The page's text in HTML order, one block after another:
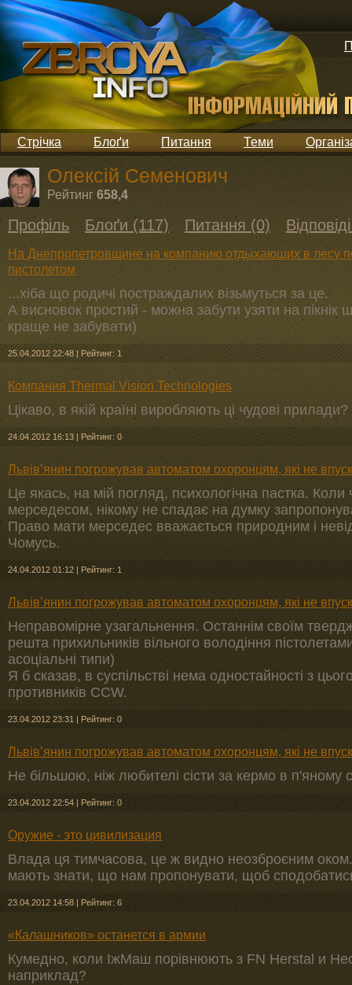
Стрічка Блоґи Питання Теми
Олексій Семенович
Рейтинг 658,4
Профіль Блоґи (117) Питання (0)
На Днепропетровщине на компанию отдыхающих в лесу
пистолетом
...хіба що родичі постраждалих візьмуться за це.
А висновок простий - можна забути узяти на
краще не забувати)
25.04.2012 22:48| Рейтинг: 1
Компания Thermal Vision Technologies
Цікаво, в якій країні виробляють ці чудові прилади?
24.04.2012 16:13 | Рейтинг: 0
Львів’янин погрожував автоматом охоронцям, які не
Це якась, на мій погляд, психологічна пастка.
мерседесом, нікому не спадає на думку
Право мати мерседес вважається природним і
Чомусь.
24.04.2012 01:12 | Рейтинг: 1
Львів’янин погрожував автоматом охоронцям, які не
Неправомірне узагальнення. Останнім своїм
решта прихильників вільного володіння
асоціальні типи)
Я б сказав, в суспільстві нема одностайності з
противників CCW.
23.04.2012 23:31 | Рейтинг: 0
Львів’янин погрожував автоматом охоронцям, які не
Не більшою, ніж любителі сісти за кермо в п'яному
23.04.2012 22:54 | Рейтинг: 0
Оружие - это цивилизация
Влада ця тимчасова, це ж видно неозброєним оком.
мають знати, що нам пропонувати, щоб
23.04.2012 14:58 | Рейтинг: 6
«Калашников» останется в армии
Кумедно, коли ІжМаш порівнюють з FN Herstal и
наприклад?